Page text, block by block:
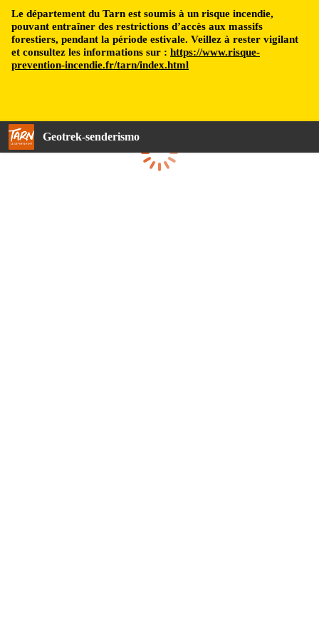
Le département du Tarn est soumis à un risque incendie,
pouvant entraîner des restrictions d’accès aux massifs
forestiers, pendant la période estivale. Veillez à rester vigilant
et consultez les informations sur : https://www.risque-
prevention-incendie.fr/tarn/index.html
Geotrek-senderismo
Cargando